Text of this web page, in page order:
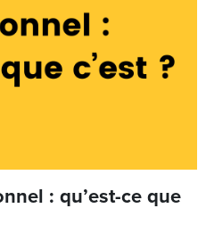
: qu’est-ce que